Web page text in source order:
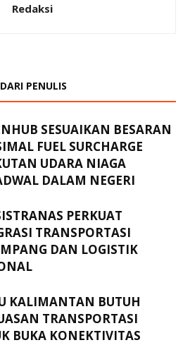
Redaksi
DARI PENULIS
SESUAIKAN BESARAN
FUEL SURCHARGE
UDARA NIAGA
DALAM NEGERI
PERKUAT
TRANSPORTASI
DAN LOGISTIK
KALIMANTAN BUTUH
TRANSPORTASI
BUKA KONEKTIVITAS